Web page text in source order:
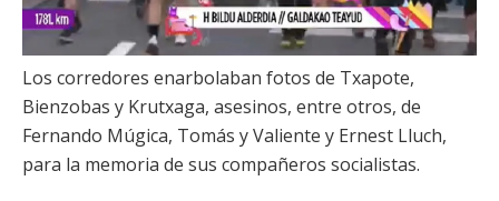
Los corredores enarbolaban fotos de Txapote,
Bienzobas y Krutxaga, asesinos, entre otros, de
Fernando Múgica, Tomás y Valiente y Ernest Lluch,
para la memoria de sus compañeros socialistas.